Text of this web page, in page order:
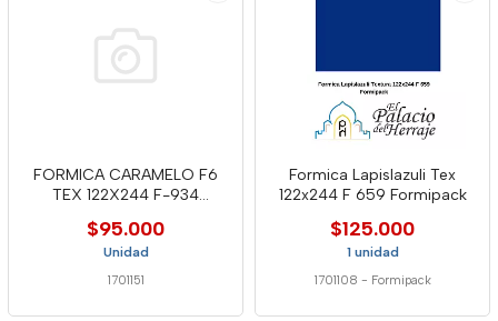
FORMICA CARAMELO F6
TEX 122X244 F-934
$95.000
Unidad
1701151
Formica Lapislazuli Tex
122x244 F 659 Formipack
$125.000
1 unidad
1701108 - Formipack